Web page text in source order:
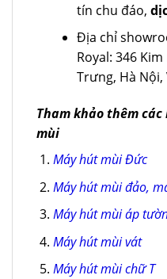
tín chu đáo,
Địa chỉ
Royal: 346
Trưng, Hà Nội,
Tham khảo thêm
mùi
Máy hút mùi Đức
Máy hút mùi đảo,
Máy hút mùi áp
Máy hút mùi vát
Máy hút mùi chữ T